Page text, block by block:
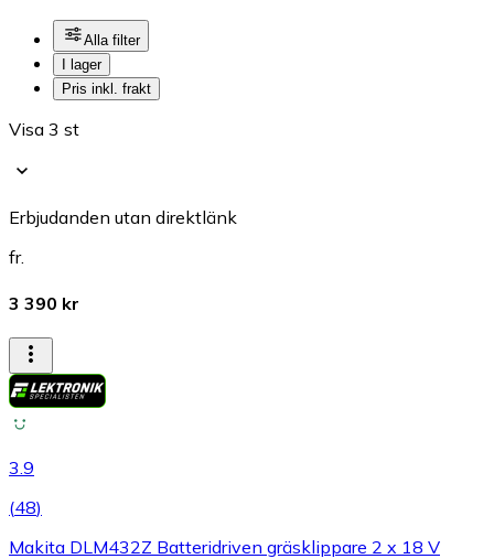
Alla filter
I lager
Pris inkl. frakt
Visa 3 st
Erbjudanden utan direktlänk
fr.
3 390 kr
3.9
(48)
Makita DLM432Z Batteridriven gräsklippare 2 x 18 V